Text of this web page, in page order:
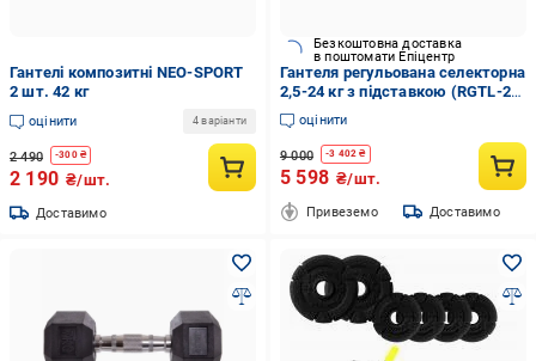
Гантелі композитні NEO-SPORT
2 шт. 42 кг
оцінити 4 варіанти
2 490 -300₴
2 190 ₴/шт.
Доставимо
Безкоштовна доставка
в поштомати Епіцентр
Гантеля регульована селекторна
2,5-24 кг з підставкою (RGTL-24-
Black)
оцінити
9 000 -3 402 ₴
5 598 ₴/шт.
Привеземо Доставимо